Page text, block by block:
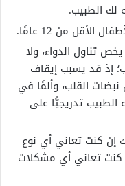
لك الطبيب.
من 12 عامًا.
تناول الدواء، ولا
إذ قد يسبب إيقاف
القلب، وألمًا في
الطبيب تدريجيًّا على
إن كنت تعاني أي نوع
كنت تعاني أي مشكلات